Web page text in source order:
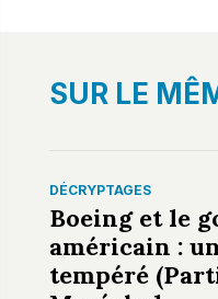
SUR LE
DÉCRYPTAGES
Boeing et le
américain :
tempéré